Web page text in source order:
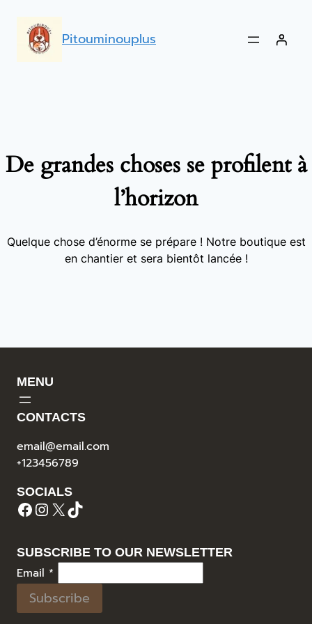
Pitouminouplus
De grandes choses se profilent à
l’horizon
Quelque chose d’énorme se prépare ! Notre boutique est
en chantier et sera bientôt lancée !
MENU
CONTACTS
email@email.com
+123456789
SOCIALS
Facebook InstagramX TikTok
SUBSCRIBE TO OUR NEWSLETTER
Email *
Subscribe